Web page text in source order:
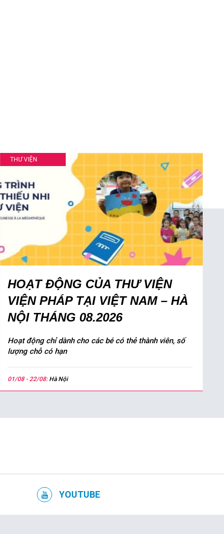
THƯ VIỆN
HOẠT ĐỘNG CỦA THƯ VIỆN
VIỆN PHÁP TẠI VIỆT NAM – HÀ
NỘI THÁNG 08.2026
Hoạt động chỉ dành cho các bé có thẻ thành viên, số
lượng chỗ có hạn
01/08 - 22/08: Hà Nội
YOUTUBE